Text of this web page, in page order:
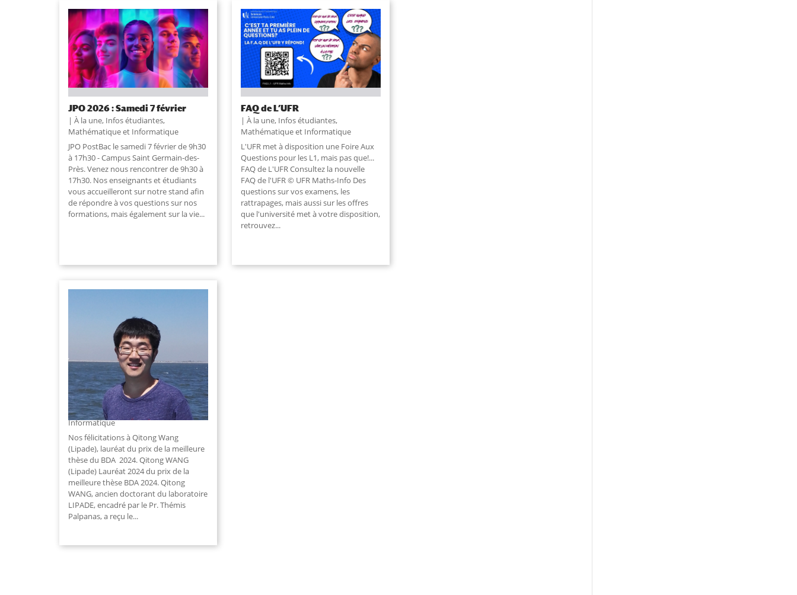
JPO 2026 : Samedi 7 février
À la une, Infos étudiantes,
Mathématique et Informatique
JPO PostBac le samedi 7 février de 9h30
à 17h30 - Campus Saint Germain-des-
Près. Venez nous rencontrer de 9h30 à
17h30. Nos enseignants et étudiants
vous accueilleront sur notre stand afin
de répondre à vos questions sur nos
formations, mais également sur la vie...
FAQ de L’UFR
À la une, Infos étudiantes,
Mathématique et Informatique
L'UFR met à disposition une Foire Aux
Questions pour les L1, mais pas que!...
FAQ de L'UFR Consultez la nouvelle
FAQ de l'UFR © UFR Maths-Info Des
questions sur vos examens, les
rattrapages, mais aussi sur les offres
que l'université met à votre disposition,
retrouvez...
Prix de thèse BDA 2024 :
félicitations à Qitong Wang
À la une,Mathématique et
Informatique
Nos félicitations à Qitong Wang
(Lipade), lauréat du prix de la meilleure
thèse du BDA 2024. Qitong WANG
(Lipade) Lauréat 2024 du prix de la
meilleure thèse BDA 2024. Qitong
WANG, ancien doctorant du laboratoire
LIPADE, encadré par le Pr. Thémis
Palpanas, a reçu le...